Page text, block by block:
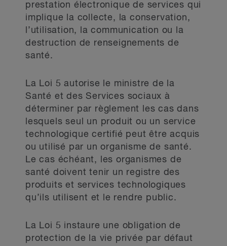
prestation électronique de services qui
implique la collecte, la conservation,
l’utilisation, la communication ou la
destruction de renseignements de
santé.
La Loi 5 autorise le ministre de la
Santé et des Services sociaux à
déterminer par règlement les cas dans
lesquels seul un produit ou un service
technologique certifié peut être acquis
ou utilisé par un organisme de santé.
Le cas échéant, les organismes de
santé doivent tenir un registre des
produits et services technologiques
qu’ils utilisent et le rendre public.
La Loi 5 instaure une obligation de
protection de la vie privée par défaut